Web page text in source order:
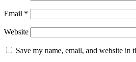
Email *
Website
Save my name, email, and website in